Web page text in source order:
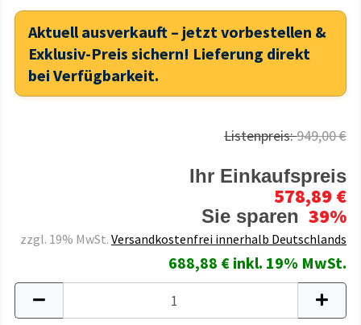
Aktuell ausverkauft – jetzt vorbestellen &
Exklusiv-Preis sichern! Lieferung direkt
bei Verfügbarkeit.
Listenpreis:949,00 €
Ihr Einkaufspreis
578,89 €
Sie sparen 39%
zzgl. 19% MwSt. Versandkostenfrei innerhalb Deutschlands
688,88 € inkl. 19% MwSt.